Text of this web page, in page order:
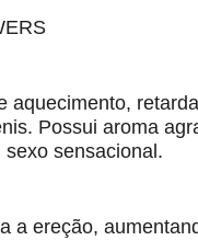
aquecimento,
Possui aroma
sensacional.
a ereção,